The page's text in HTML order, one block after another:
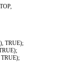
,
), TRUE);
);
TRUE);